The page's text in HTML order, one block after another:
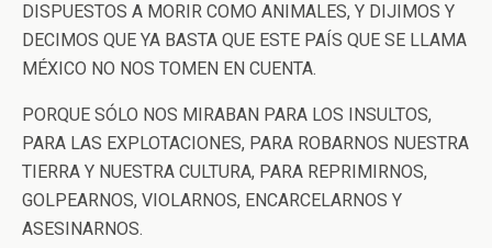
DISPUESTOS A MORIR COMO ANIMALES, Y DIJIMOS Y
DECIMOS QUE YA BASTA QUE ESTE PAÍS QUE SE LLAMA
MÉXICO NO NOS TOMEN EN CUENTA.
PORQUE SÓLO NOS MIRABAN PARA LOS INSULTOS,
PARA LAS EXPLOTACIONES, PARA ROBARNOS NUESTRA
TIERRA Y NUESTRA CULTURA, PARA REPRIMIRNOS,
GOLPEARNOS, VIOLARNOS, ENCARCELARNOS Y
ASESINARNOS.